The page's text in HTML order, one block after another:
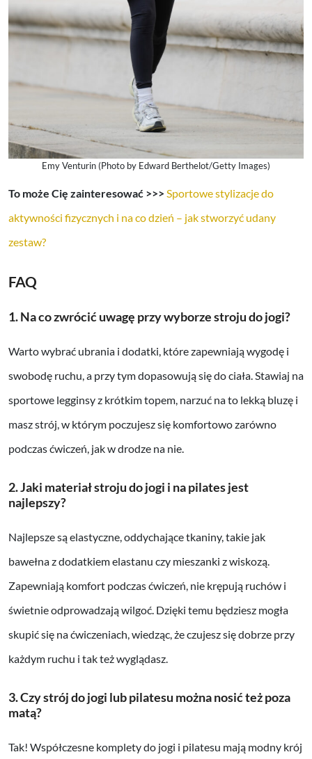
Emy Venturin (Photo by Edward Berthelot/Getty Images)
To może Cię zainteresować >>> Sportowe stylizacje do
aktywności fizycznych i na co dzień – jak stworzyć udany
zestaw?
FAQ
1. Na co zwrócić uwagę przy wyborze stroju do jogi?
Warto wybrać ubrania i dodatki, które zapewniają wygodę i
swobodę ruchu, a przy tym dopasowują się do ciała. Stawiaj na
sportowe legginsy z krótkim topem, narzuć na to lekką bluzę i
masz strój, w którym poczujesz się komfortowo zarówno
podczas ćwiczeń, jak w drodze na nie.
2. Jaki materiał stroju do jogi i na pilates jest
najlepszy?
Najlepsze są elastyczne, oddychające tkaniny, takie jak
bawełna z dodatkiem elastanu czy mieszanki z wiskozą.
Zapewniają komfort podczas ćwiczeń, nie krępują ruchów i
świetnie odprowadzają wilgoć. Dzięki temu będziesz mogła
skupić się na ćwiczeniach, wiedząc, że czujesz się dobrze przy
każdym ruchu i tak też wyglądasz.
3. Czy strój do jogi lub pilatesu można nosić też poza
matą?
Tak! Współczesne komplety do jogi i pilatesu mają modny krój